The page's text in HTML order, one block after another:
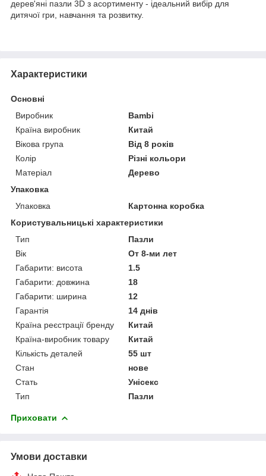
дерев'яні пазли 3D з асортименту - ідеальний вибір для
дитячої гри, навчання та розвитку.
Характеристики
Основні
Виробник
Bambi
Країна виробник
Китай
Вікова група
Від 8 років
Колір
Різні кольори
Матеріал
Дерево
Упаковка
Упаковка
Картонна коробка
Користувальницькі характеристики
Тип
Пазли
Вік
От 8-ми лет
Габарити: висота
1.5
Габарити: довжина
18
Габарити: ширина
12
Гарантія
14 днів
Країна реєстрації бренду
Китай
Країна-виробник товару
Китай
Кількість деталей
55 шт
Стан
нове
Стать
Унісекс
Тип
Пазли
Приховати
Умови доставки